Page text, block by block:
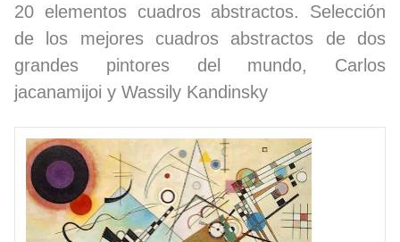
20 elementos cuadros abstractos. Selección
de los mejores cuadros abstractos de dos
grandes pintores del mundo, Carlos
jacanamijoi y Wassily Kandinsky